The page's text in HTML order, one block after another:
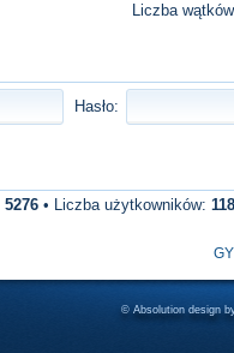
Liczba
Hasło:
5276 • Liczba użytkowników:
© Absolution design